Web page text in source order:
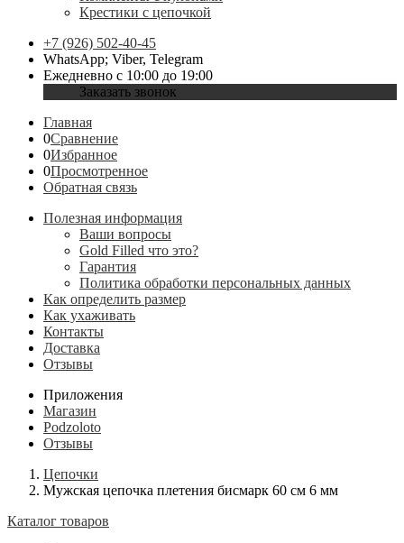
Крестики с цепочкой
+7 (926) 502-40-45
WhatsApp; Viber, Telegram
Ежедневно с 10:00 до 19:00
Заказать звонок
Главная
0Сравнение
0Избранное
0Просмотренное
Обратная связь
Полезная информация
Ваши вопросы
Gold Filled что это?
Гарантия
Политика обработки персональных данных
Как определить размер
Как ухаживать
Контакты
Доставка
Отзывы
Приложения
Магазин
Podzoloto
Отзывы
Цепочки
Мужская цепочка плетения бисмарк 60 см 6 мм
Каталог товаров